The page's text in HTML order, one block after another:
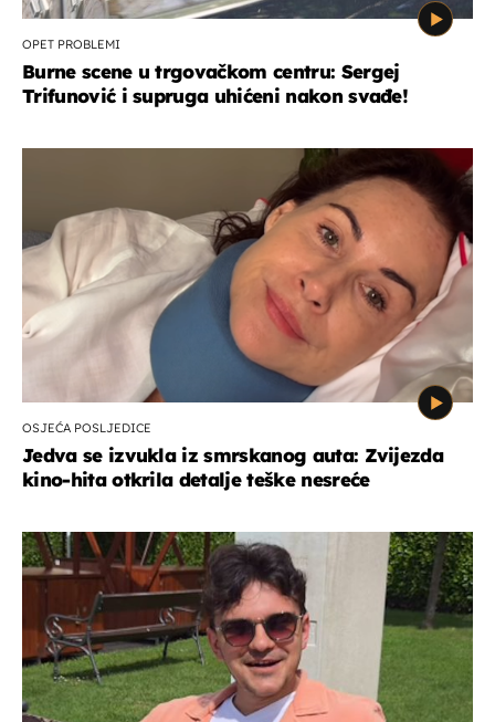
OPET PROBLEMI
Burne scene u trgovačkom centru: Sergej
Trifunović i supruga uhićeni nakon svađe!
OSJEĆA POSLJEDICE
Jedva se izvukla iz smrskanog auta: Zvijezda
kino-hita otkrila detalje teške nesreće